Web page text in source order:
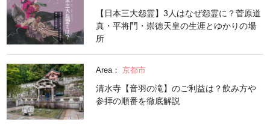
【日本三大怨霊】3人はなぜ怨霊に？菅原道
真・平将門・崇徳天皇の生涯とゆかりの場
所
Area： 京都市
清水寺【音羽の滝】のご利益は？飲み方や
参拝の順番を徹底解説